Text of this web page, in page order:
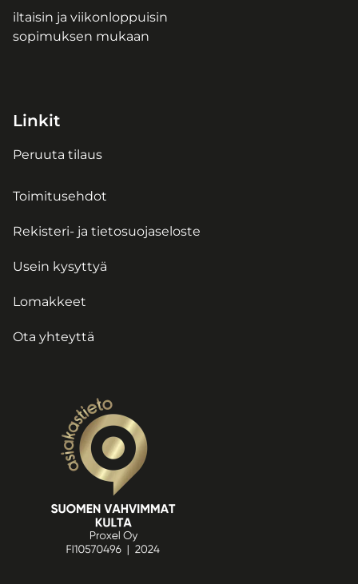
iltaisin ja viikonloppuisin
sopimuksen mukaan
Linkit
Peruuta tilaus
Toimitusehdot
Rekisteri- ja tietosuojaseloste
Usein kysyttyä
Lomakkeet
Ota yhteyttä